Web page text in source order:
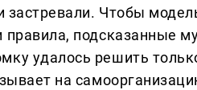
Чтобы
подсказанные
удалось решить
на